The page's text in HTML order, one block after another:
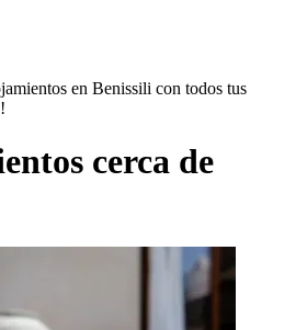
en Benissili con todos tus
cerca de